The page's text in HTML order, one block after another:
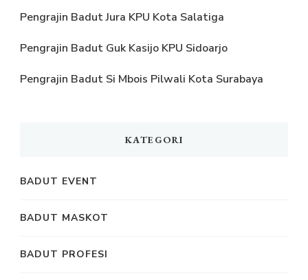
Pengrajin Badut Jura KPU Kota Salatiga
Pengrajin Badut Guk Kasijo KPU Sidoarjo
Pengrajin Badut Si Mbois Pilwali Kota Surabaya
KATEGORI
BADUT EVENT
BADUT MASKOT
BADUT PROFESI